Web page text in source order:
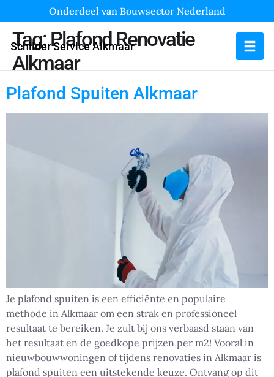
Onderdeel van Bouwsector Nederland
Schilder Service Alkmaar
Tag:Plafond Renovatie
Alkmaar
Plafond Spuiten Alkmaar
Je plafond spuiten is een efficiënte en populaire
methode in Alkmaar om een strak en professioneel
resultaat te bereiken. Je zult bij ons verbaasd staan van
het resultaat en de goedkope prijzen per m2! Vooral in
nieuwbouwwoningen of tijdens renovaties in Alkmaar is
plafond spuiten een uitstekende keuze. Ontvang op dit